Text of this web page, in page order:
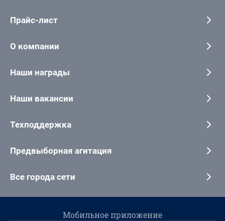
Прайс-лист
О компании
Наши награды
Наши вакансии
Техподдержка
Предвыборная агитация
Все города сети
Мобильное приложение